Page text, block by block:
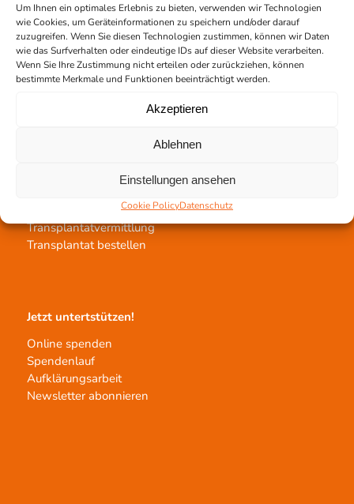
Um Ihnen ein optimales Erlebnis zu bieten, verwenden wir Technologien
wie Cookies, um Geräteinformationen zu speichern und/oder darauf
zuzugreifen. Wenn Sie diesen Technologien zustimmen, können wir Daten
wie das Surfverhalten oder eindeutige IDs auf dieser Website verarbeiten.
Wenn Sie Ihre Zustimmung nicht erteilen oder zurückziehen, können
bestimmte Merkmale und Funktionen beeinträchtigt werden.
Akzeptieren
Ablehnen
Einstellungen ansehen
Cookie PolicyDatenschutz
Kontakt
Team Hannover
Spendestandorte
Vermittlungsstelle
Gewebetransplantation
Gewebeprozessierung
Transplantatvermittlung
Transplantat bestellen
Jetzt untertstützen!
Online spenden
Spendenlauf
Aufklärungsarbeit
Newsletter abonnieren